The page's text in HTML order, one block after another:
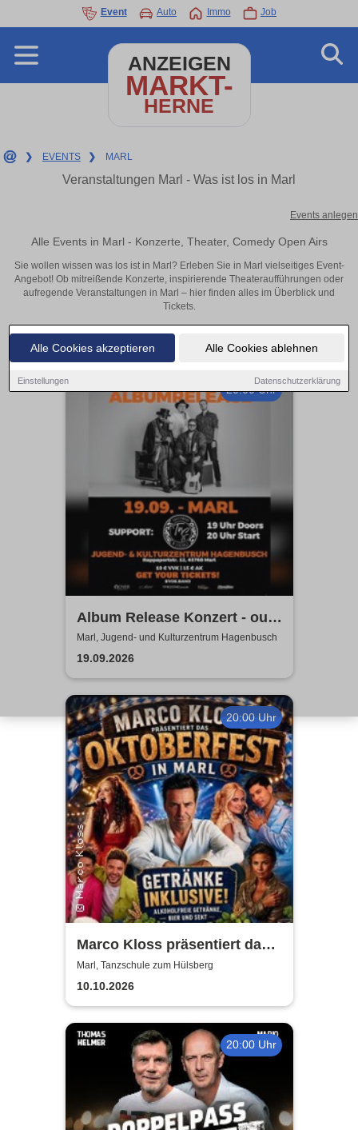
Alle Cookies akzeptieren Alle Cookies ablehnen
Einstellungen Datenschutzerklärung
Event Auto Immo Job
ANZEIGEN
MARKT-
HERNE
❯ EVENTS ❯ MARL
Veranstaltungen Marl - Was ist los in Marl
Events anlegen
Alle Events in Marl - Konzerte, Theater, Comedy Open Airs
Sie wollen wissen was los ist in Marl? Erleben Sie in Marl vielseitiges Event-
Angebot! Ob mitreißende Konzerte, inspirierende Theateraufführungen oder
aufregende Veranstaltungen in Marl – hier finden alles im Überblick und
Tickets.
20:00 Uhr
Album Release Konzert - out
of style
Marl, Jugend- und Kulturzentrum Hagenbusch
19.09.2026
20:00 Uhr
Marco Kloss präsentiert das
Oktoberfest
Marl, Tanzschule zum Hülsberg
10.10.2026
20:00 Uhr